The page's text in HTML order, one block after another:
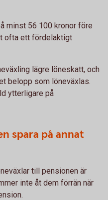
minst 56 100 kronor före
ofta ett fördelaktigt
lägre löneskatt, och
belopp som löneväxlas.
ytterligare på
spara på annat
till pensionen är
inte åt dem förrän när